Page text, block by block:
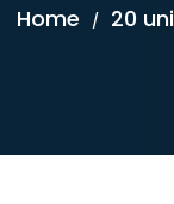
Home / 20